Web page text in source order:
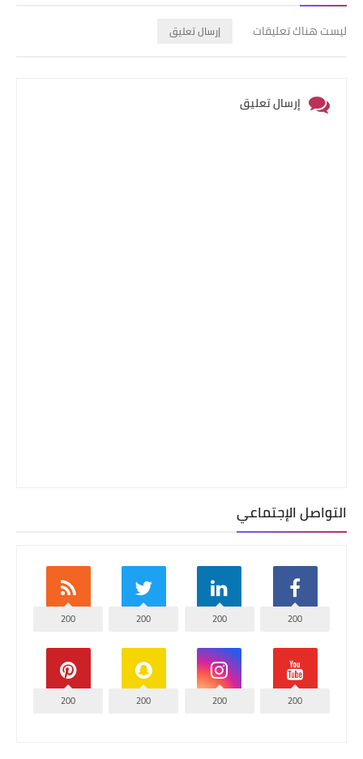
ليست هناك تعليقات إرسال تعليق
إرسال تعليق
التواصل الإجتماعي
200
200
200
200
200
200
200
200